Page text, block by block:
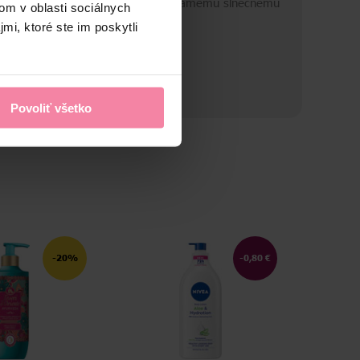
v oblasti sociálnych
ktoré ste im poskytli
Povoliť všetko
-20% -0,80 €